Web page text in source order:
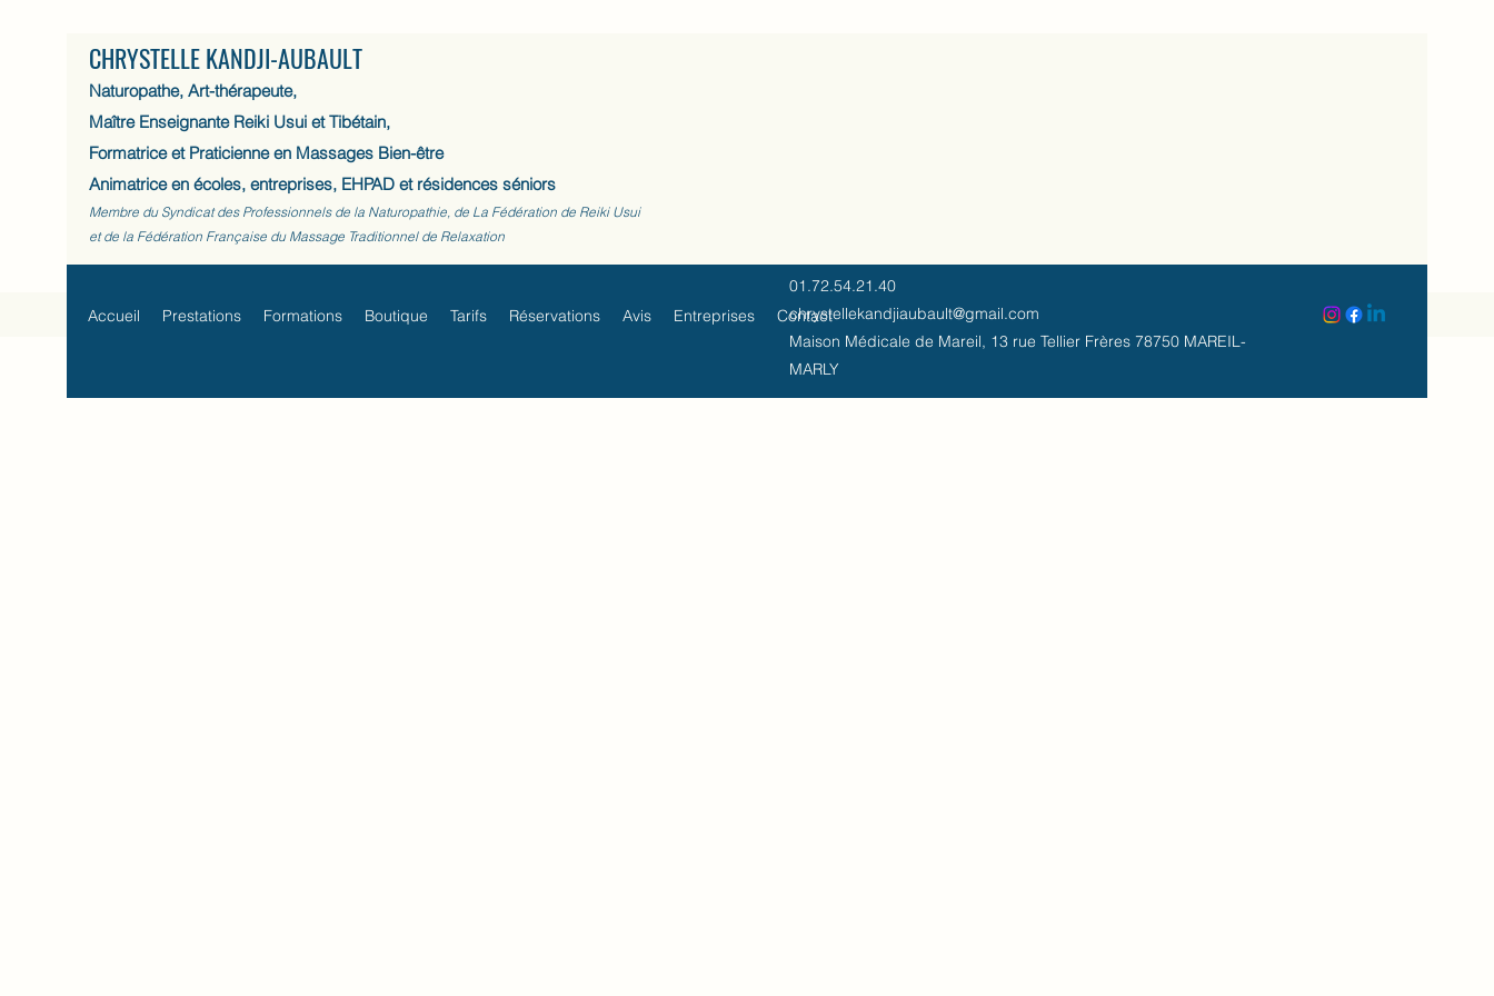
CHRYSTELLE KANDJI-AUBAULT
Naturopathe, Art-thérapeute,
Maître Enseignante Reiki Usui et Tibétain,
Formatrice et Praticienne en Massages Bien-être
Animatrice en écoles, entreprises, EHPAD et résidences séniors
Membre du Syndicat des Professionnels de la Naturopathie, de La Fédération de Reiki Usui
et de la Fédération Française du Massage Traditionnel de Relaxation
Accueil Prestations Formations Boutique Tarifs Réservations Avis Entreprises Contact
01.72.54.21.40
chrystellekandjiaubault@gmail.com
Maison Médicale de Mareil, 13 rue Tellier Frères 78750 MAREIL-
MARLY